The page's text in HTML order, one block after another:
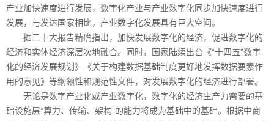
产业加快速度进行发展，数字化产业与产业数字化同步加快速度进行
发展，与发达国家相比，产业数字化发展具有巨大空间。
据二十大报告精确指出，加快发展数字化的经济，促进数字化的
经济和实体经济深层次地融合。同时，国家陆续出台《“十四五”数字
化的经济发展规划》《关于构建数据基础制度更好地发挥数据要素作
用的意见》等纲领性和规范性文件，对发展数字化的经济进行部署。
无论是数字产业化或产业数字化，数字化的经济生产力需要的基
础设施层“算力、传输、架构”的能力将成为基础中的基础。根据中商